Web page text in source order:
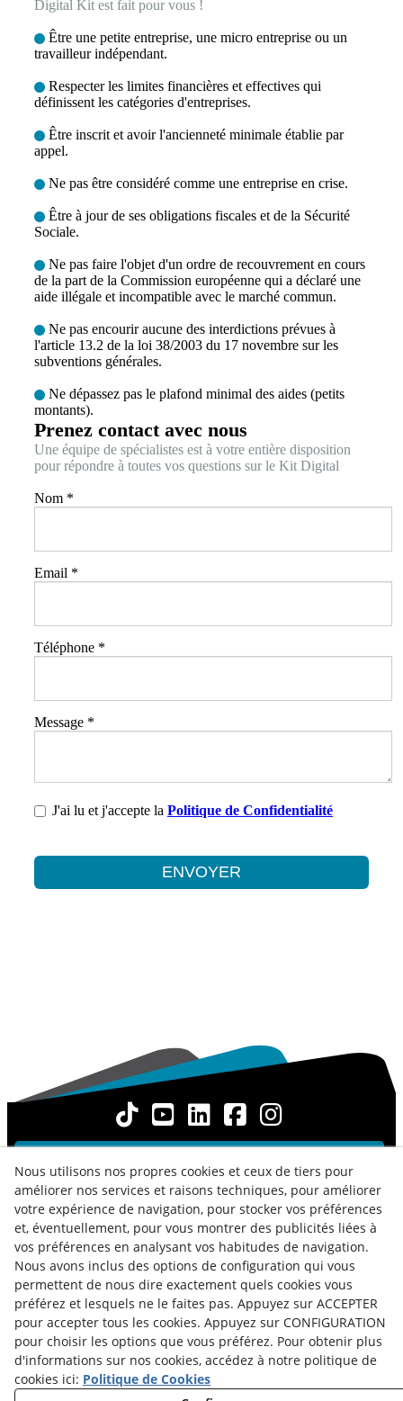
Digital Kit est fait pour vous !
Être une petite entreprise, une micro entreprise ou un
travailleur indépendant.
Respecter les limites financières et effectives qui
définissent les catégories d'entreprises.
Être inscrit et avoir l'ancienneté minimale établie par
appel.
Ne pas être considéré comme une entreprise en crise.
Être à jour de ses obligations fiscales et de la Sécurité
Sociale.
Ne pas faire l'objet d'un ordre de recouvrement en cours
de la part de la Commission européenne qui a déclaré une
aide illégale et incompatible avec le marché commun.
Ne pas encourir aucune des interdictions prévues à
l'article 13.2 de la loi 38/2003 du 17 novembre sur les
subventions générales.
Ne dépassez pas le plafond minimal des aides (petits
montants).
Prenez contact avec nous
Une équipe de spécialistes est à votre entière disposition
pour répondre à toutes vos questions sur le Kit Digital
Nom *
Email *
Téléphone *
Message *
J'ai lu et j'accepte la Politique de Confidentialité
ENVOYER
Nouvelles Politique de Confidentialité
Politique des Cookies Conseils Juridiques
Termes et Conditions Whistleblowing Channel
Política de seguridad - ENS
État du Service
Lundi au Vendredi :
de8h00 à15h00
© 08/2026 Dispromedia, S.L.® - Tous droits réservés.
Nous utilisons nos propres cookies et ceux de tiers pour
améliorer nos services et raisons techniques, pour améliorer
votre expérience de navigation, pour stocker vos préférences
et, éventuellement, pour vous montrer des publicités liées à
vos préférences en analysant vos habitudes de navigation.
Nous avons inclus des options de configuration qui vous
permettent de nous dire exactement quels cookies vous
préférez et lesquels ne le faites pas. Appuyez sur ACCEPTER
pour accepter tous les cookies. Appuyez sur CONFIGURATION
pour choisir les options que vous préférez. Pour obtenir plus
d'informations sur nos cookies, accédez à notre politique de
cookies ici: Politique de Cookies